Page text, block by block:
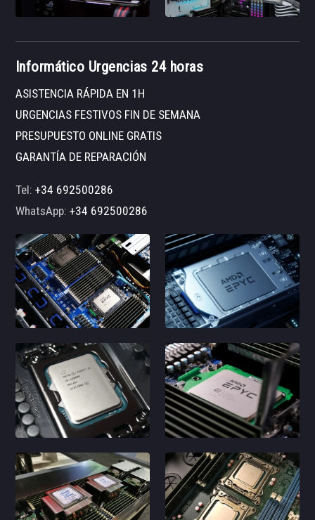
Informático Urgencias 24 horas
ASISTENCIA RÁPIDA EN 1H
URGENCIAS FESTIVOS FIN DE SEMANA
PRESUPUESTO ONLINE GRATIS
GARANTÍA DE REPARACIÓN
Tel:+34 692500286
WhatsApp:+34 692500286